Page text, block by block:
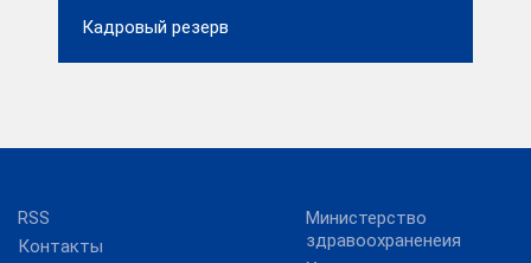
Кадровый резерв
RSS
Контакты
Министерство
здравоохраненеия